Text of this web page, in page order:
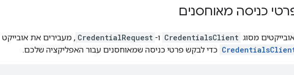
כניסה מאוחסנים
מסוג CredentialsClient ו- CredentialRequest , מעבירים את
כדי לבקש פרטי כניסה שמאוחסנים עבור האפליקציה שלכם.